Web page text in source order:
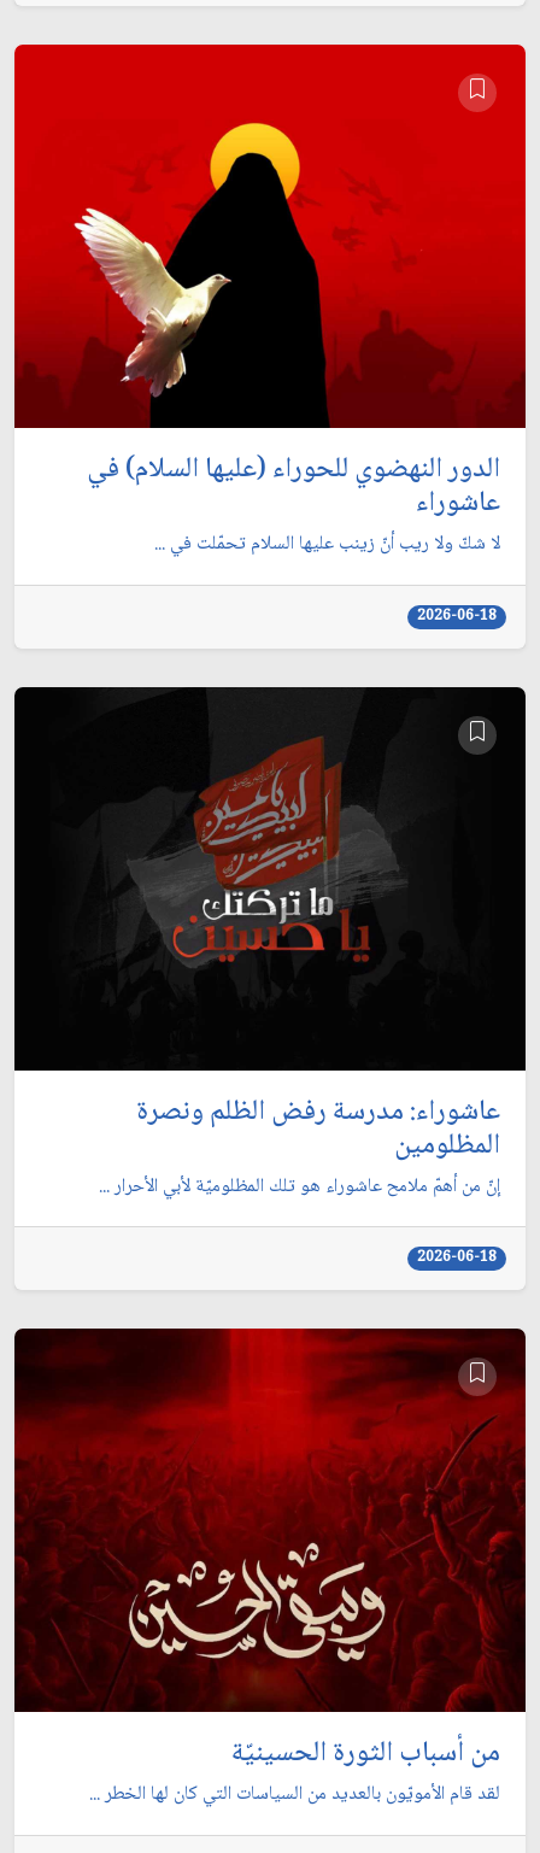
الدور النهضوي للحوراء (عليها السلام) في
عاشوراء
لا شكّ ولا ريب أنّ زينب عليها السلام تحمّلت في ...
2026-06-18
عاشوراء: مدرسة رفض الظلم ونصرة
المظلومين
إنّ من أهمّ ملامح عاشوراء هو تلك المظلوميّة لأبي الأحرار ...
2026-06-18
من أسباب الثورة الحسينيّة
لقد قام الأمويّون بالعديد من السياسات التي كان لها الخطر ...